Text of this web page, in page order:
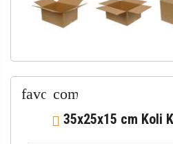
35x25x15 cm Koli